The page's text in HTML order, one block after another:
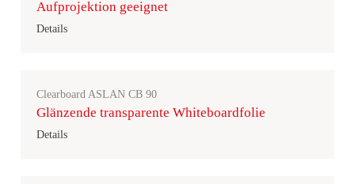
Aufprojektion geeignet
Details
Clearboard ASLAN CB 90
Glänzende transparente Whiteboardfolie
Details